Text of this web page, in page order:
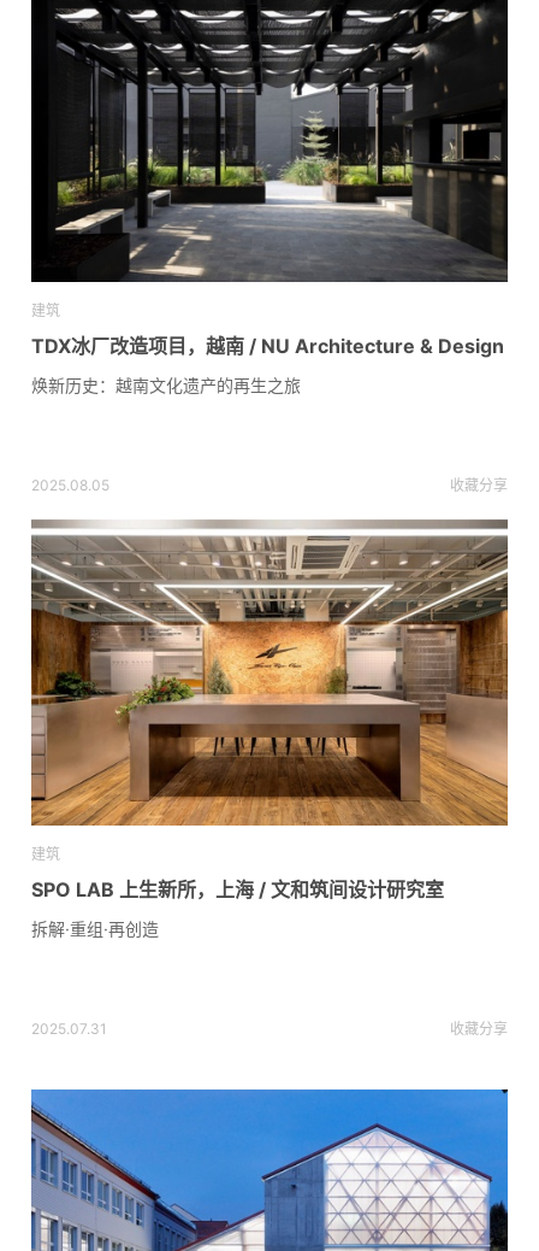
建筑
TDX冰厂改造项目，越南 / NU Architecture & Design
焕新历史：越南文化遗产的再生之旅
2025.08.05 收藏分享
建筑
SPO LAB 上生新所，上海 / 文和筑间设计研究室
拆解·重组·再创造
2025.07.31 收藏分享